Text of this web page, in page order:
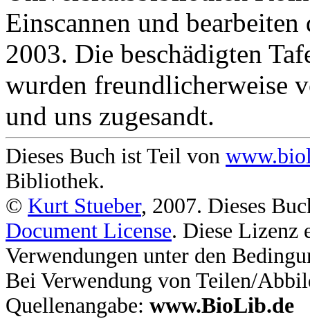
Einscannen und
2003. Die beschädigten
wurden freundlicherweise
und uns zugesandt.
Dieses Buch ist Teil von
Bibliothek.
© Kurt Stueber, 2007. Dieses
Document License. Diese Lizenz
Verwendungen unter den
Bei Verwendung von Teilen/
Quellenangabe: www.BioLib.de